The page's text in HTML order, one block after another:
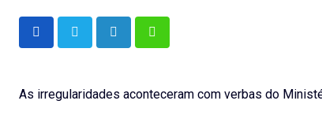
LinkedInWhatsapp
As irregularidades aconteceram com verbas do